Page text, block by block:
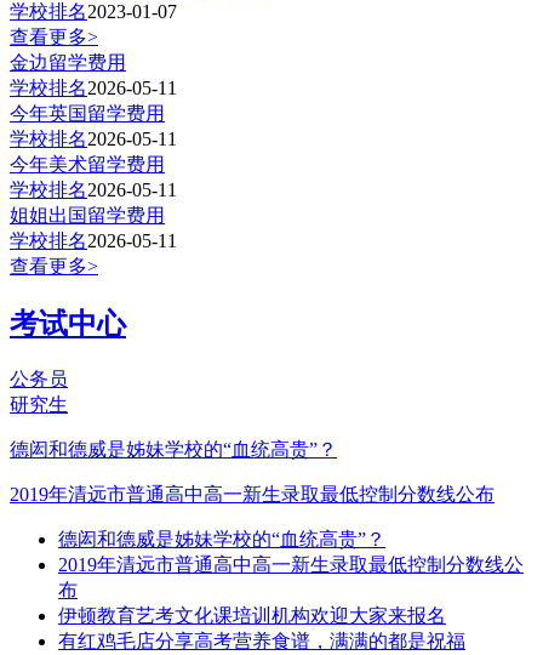
学校排名2023-01-07
查看更多>
金边留学费用
学校排名2026-05-11
今年英国留学费用
学校排名2026-05-11
今年美术留学费用
学校排名2026-05-11
姐姐出国留学费用
学校排名2026-05-11
查看更多>
考试中心
公务员
研究生
德闳和德威是姊妹学校的“血统高贵”？
2019年清远市普通高中高一新生录取最低控制分数线公布
德闳和德威是姊妹学校的“血统高贵”？
2019年清远市普通高中高一新生录取最低控制分数线公
布
伊顿教育艺考文化课培训机构欢迎大家来报名
有红鸡毛店分享高考营养食谱，满满的都是祝福